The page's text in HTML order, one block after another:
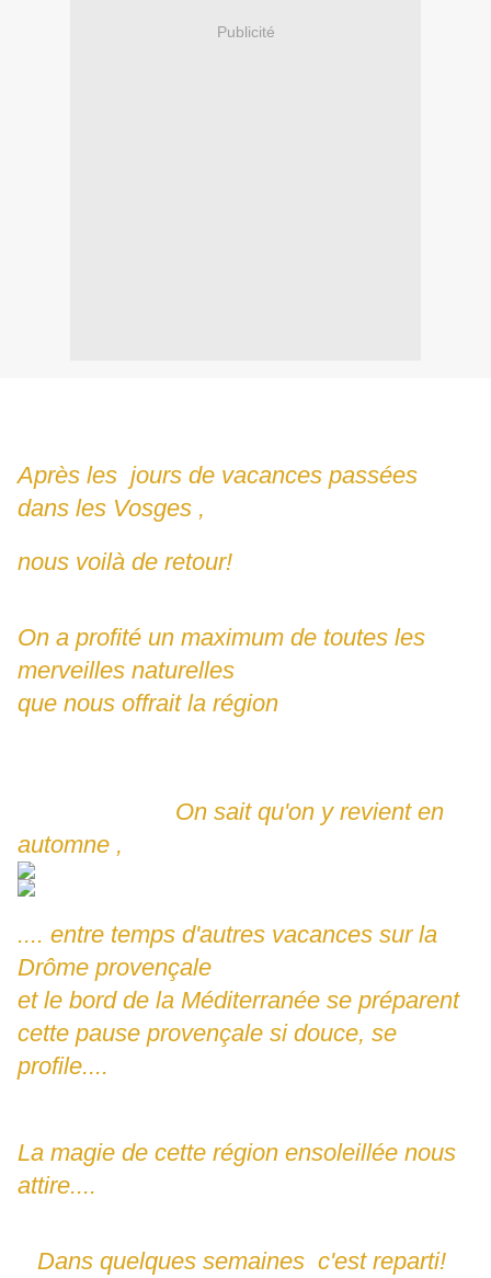
Publicité
Après les jours de vacances passées
dans les Vosges ,
nous voilà de retour!
On a profité un maximum de toutes les
merveilles naturelles
que nous offrait la région
On sait qu'on y revient en
automne ,
.... entre temps d'autres vacances sur la
Drôme provençale
et le bord de la Méditerranée se préparent
cette pause provençale si douce, se
profile....
La magie de cette région ensoleillée nous
attire....
Dans quelques semaines c'est reparti!